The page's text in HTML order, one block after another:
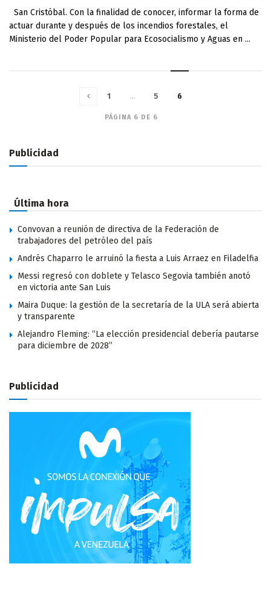
San Cristóbal. Con la finalidad de conocer, informar la forma de
actuar durante y después de los incendios forestales, el
Ministerio del Poder Popular para Ecosocialismo y Aguas en ...
PÁGINA 6 DE 6
1 … 5 6
Publicidad
Última hora
Convovan a reunión de directiva de la Federación de
trabajadores del petróleo del país
Andrés Chaparro le arruinó la fiesta a Luis Arraez en Filadelfia
Messi regresó con doblete y Telasco Segovia también anotó
en victoria ante San Luis
Maira Duque: la gestión de la secretaría de la ULA será abierta
y transparente
Alejandro Fleming: “La elección presidencial debería pautarse
para diciembre de 2028”
Publicidad